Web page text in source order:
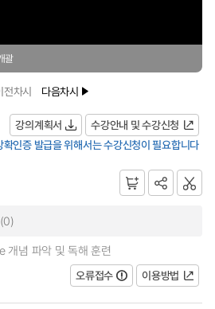
괄
전차시 다음차시
강의계획서
수강안내 및 수강신청
인증 발급을 위해서는 수강신청이 필요합니다
(0)
념 파악 및 독해 훈련
오류접수
이용방법